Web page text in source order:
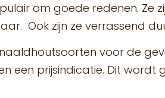
om goede redenen. Ze
Ook zijn ze verrassend
voor de
een prijsindicatie. Dit